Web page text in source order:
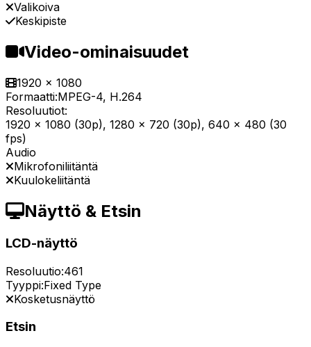
Valikoiva
Keskipiste
Video-ominaisuudet
1920 x 1080
Formaatti:MPEG-4, H.264
Resoluutiot:
1920 x 1080 (30p), 1280 x 720 (30p), 640 x 480 (30
fps)
Audio
Mikrofoniliitäntä
Kuulokeliitäntä
Näyttö & Etsin
LCD-näyttö
Resoluutio:461
Tyyppi:Fixed Type
Kosketusnäyttö
Etsin